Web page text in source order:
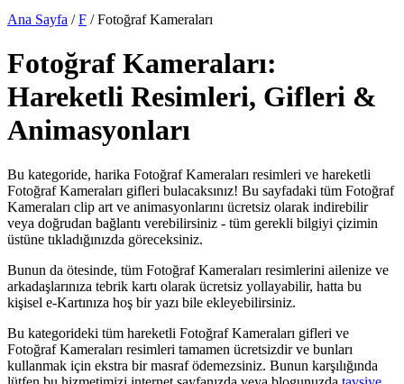
Ana Sayfa /F / Fotoğraf Kameraları
Fotoğraf Kameraları:
Hareketli Resimleri, Gifleri &
Animasyonları
Bu kategoride, harika Fotoğraf Kameraları resimleri ve hareketli
Fotoğraf Kameraları gifleri bulacaksınız! Bu sayfadaki tüm Fotoğraf
Kameraları clip art ve animasyonlarını ücretsiz olarak indirebilir
veya doğrudan bağlantı verebilirsiniz - tüm gerekli bilgiyi çizimin
üstüne tıkladığınızda göreceksiniz.
Bunun da ötesinde, tüm Fotoğraf Kameraları resimlerini ailenize ve
arkadaşlarınıza tebrik kartı olarak ücretsiz yollayabilir, hatta bu
kişisel e-Kartınıza hoş bir yazı bile ekleyebilirsiniz.
Bu kategorideki tüm hareketli Fotoğraf Kameraları gifleri ve
Fotoğraf Kameraları resimleri tamamen ücretsizdir ve bunları
kullanmak için ekstra bir masraf ödemezsiniz. Bunun karşılığında